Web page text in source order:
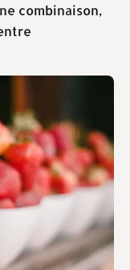
combinaison,